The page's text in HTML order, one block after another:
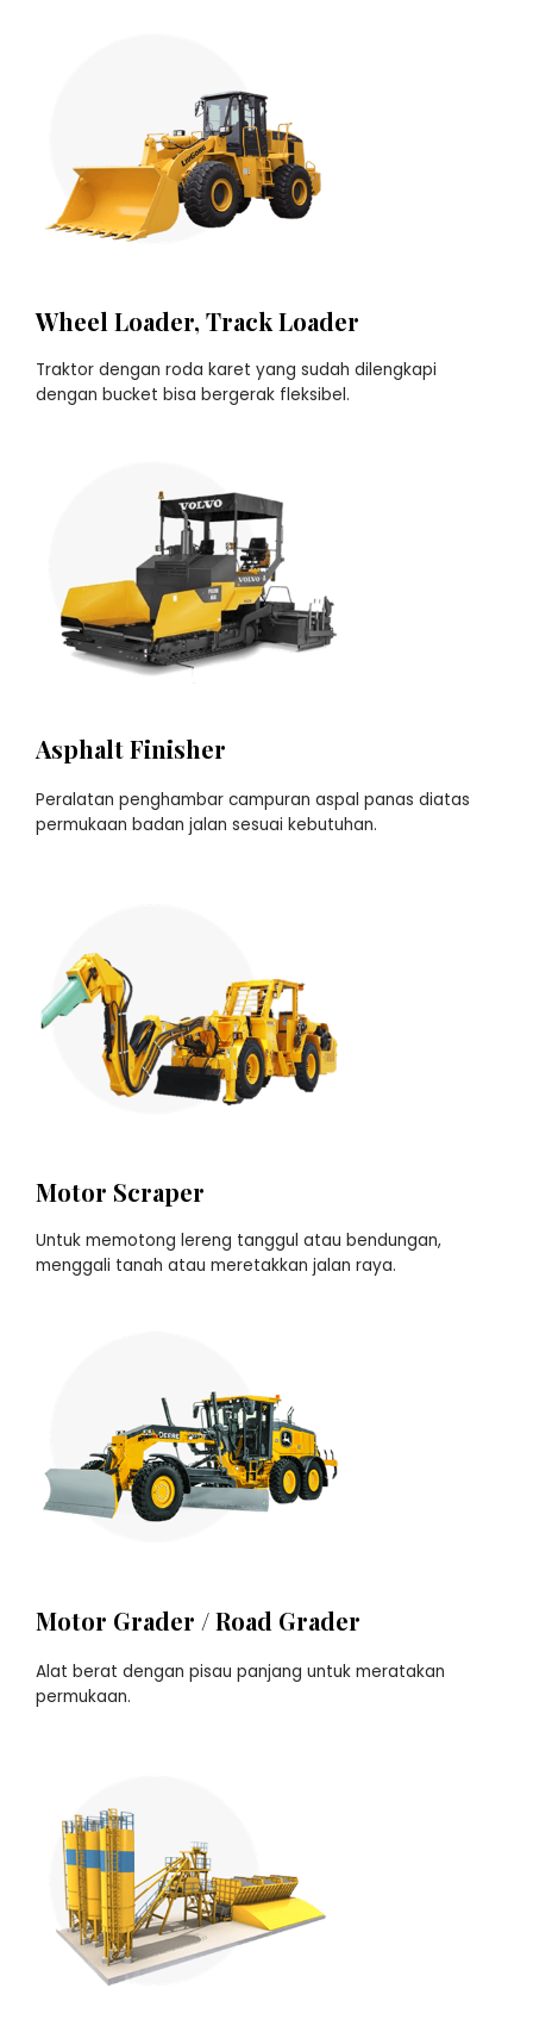
Wheel Loader, Track Loader
Traktor dengan roda karet yang sudah dilengkapi
dengan bucket bisa bergerak fleksibel.
Asphalt Finisher
Peralatan penghambar campuran aspal panas diatas
permukaan badan jalan sesuai kebutuhan.
Motor Scraper
Untuk memotong lereng tanggul atau bendungan,
menggali tanah atau meretakkan jalan raya.
Motor Grader / Road Grader
Alat berat dengan pisau panjang untuk meratakan
permukaan.